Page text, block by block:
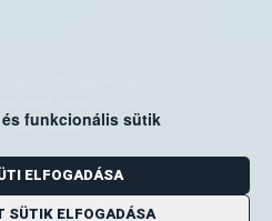
funkcionális sütik
ELFOGADÁSA
SÜTIK ELFOGADÁSA
biztonsági Hivatal
1525 Budapest. Pf. 30.
06-80/263-244